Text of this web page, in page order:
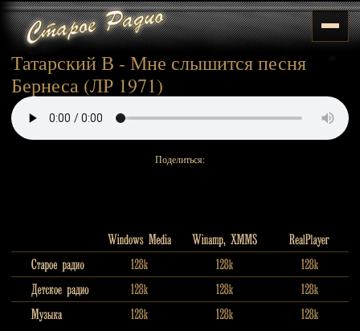
Татарский В - Мне слышится песня
Бернеса (ЛР 1971)
Поделиться: